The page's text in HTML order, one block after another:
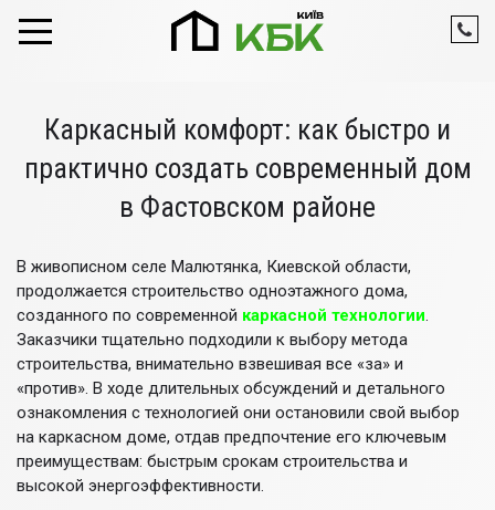
Каркасный комфорт: как быстро и
практично создать современный дом
в Фастовском районе
В живописном селе Малютянка, Киевской области,
продолжается строительство одноэтажного дома,
созданного по современной каркасной технологии.
Заказчики тщательно подходили к выбору метода
строительства, внимательно взвешивая все «за» и
«против». В ходе длительных обсуждений и детального
ознакомления с технологией они остановили свой выбор
на каркасном доме, отдав предпочтение его ключевым
преимуществам: быстрым срокам строительства и
высокой энергоэффективности.